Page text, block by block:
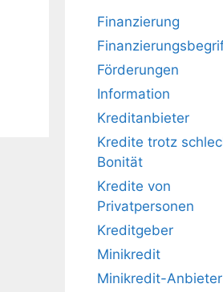
Finanzierung
Förderungen
Information
Kreditanbieter
Kredite trotz
Bonität
Kredite von
Privatpersonen
Kreditgeber
Minikredit
Minikredit-Anbieter